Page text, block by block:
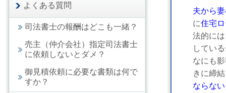
夫から
に住宅
法的には
している
なにも影
きに締結
ならない
よくある質問
司法書士の報酬はどこも一緒？
売主（仲介会社）指定司法書士
に依頼しないとダメ？
御見積依頼に必要な書類は何で
すか？